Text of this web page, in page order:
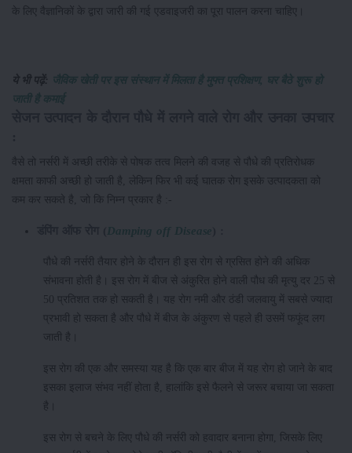
के लिए वैज्ञानिकों के द्वारा जारी की गई एडवाइजरी का पूरा पालन करना चाहिए।
ये भी पढ़ें: जैविक खेती पर इस संस्थान में मिलता है मुफ्त प्रशिक्षण, घर बैठे शुरू हो
जाती है कमाई
वैसे तो नर्सरी में अच्छी तरीके से पोषक तत्व मिलने की वजह से पौधे की प्रतिरोधक
क्षमता काफी अच्छी हो जाती है, लेकिन फिर भी कई घातक रोग इसके उत्पादकता को
कम कर सकते है, जो कि निम्न प्रकार है :-
Damping off Disease
पौधे की नर्सरी तैयार होने के दौरान ही इस रोग से ग्रसित होने की अधिक
संभावना होती है। इस रोग में बीज से अंकुरित होने वाली पौध की मृत्यु दर 25 से
50 प्रतिशत तक हो सकती है। यह रोग नमी और ठंडी जलवायु में सबसे ज्यादा
प्रभावी हो सकता है और पौधे में बीज के अंकुरण से पहले ही उसमें फफूंद लग
जाती है।
इस रोग की एक और समस्या यह है कि एक बार बीज में यह रोग हो जाने के बाद
इसका इलाज संभव नहीं होता है, हालांकि इसे फैलने से जरूर बचाया जा सकता
है।
इस रोग से बचने के लिए पौधे की नर्सरी को हवादार बनाना होगा, जिसके लिए